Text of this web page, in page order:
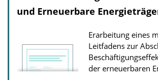
und Erneuerbare
Erarbeitung eines
Leitfadens zur
der erneuerbaren